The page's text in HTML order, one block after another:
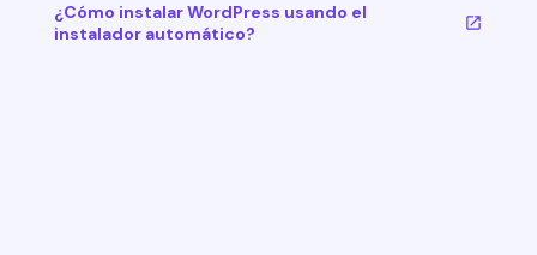
¿Cómo instalar WordPress usando el
instalador automático?